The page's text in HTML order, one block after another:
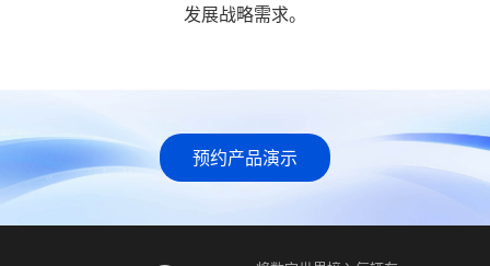
发展战略需求。
预约产品演示